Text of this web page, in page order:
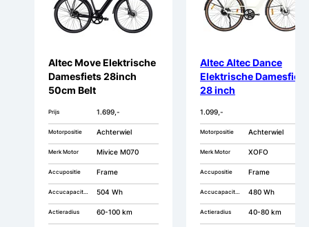
Altec Move Elektrische
Damesfiets 28inch
50cm Belt
Prijs 1.699,-
Motorpositie Achterwiel
Merk Motor Mivice M070
Accupositie Frame
504 Wh
Actieradius 60-100 km
Altec Altec Dance
Elektrische Damesfiets
28 inch
1.099,-
Motorpositie Achterwiel
Merk Motor XOFO
Accupositie Frame
480 Wh
Actieradius 40-80 km